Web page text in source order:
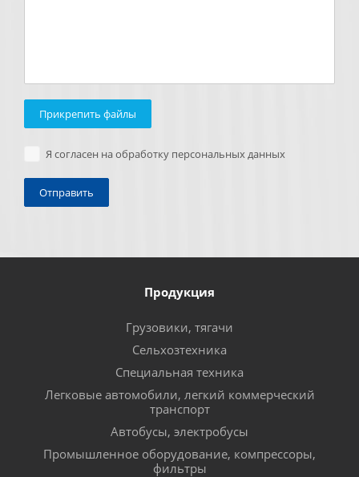
Прикрепить файлы
Я согласен на обработку персональных данных
Продукция
Грузовики, тягачи
Сельхозтехника
Специальная техника
Легковые автомобили, легкий коммерческий
транспорт
Автобусы, электробусы
Промышленное оборудование, компрессоры,
фильтры